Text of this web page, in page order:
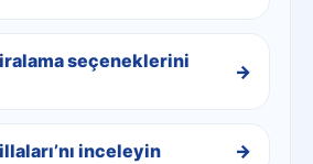
seçeneklerini
inceleyin